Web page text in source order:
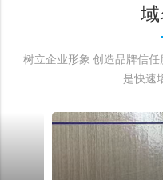
树立企业形象 创造品牌信
是快速